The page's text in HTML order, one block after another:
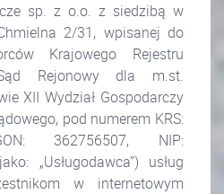
sp. z o.o. z siedzibą w
2/31, wpisanej do
Krajowego Rejestru
Rejonowy dla m.st.
XII Wydział Gospodarczy
pod numerem KRS:
362756507, NIP:
„Usługodawca”) usług
w internetowym